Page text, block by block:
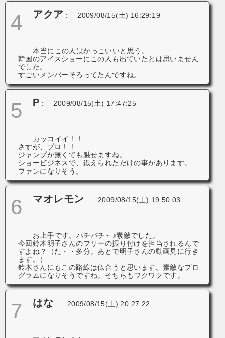
4 アクア : 2009/08/15(土) 16:29:19
本当にこの人はかっこいいと思う。
韓国のアイスショーにこの人も出ていたとは思いません
でした。
すごいメンバーそろってたんですね。
5 P : 2009/08/15(土) 17:47:25
カッコイイ！！
さすが、プロ！！
ジャンプが無くても魅せますね。
ショービジネスで、鍛えられただけの事があります。
ファンになりそう。
6 マオレモン : 2009/08/15(土) 19:50:03
お上手です。パチパチ～♪素敵でした。
今回鈴木明子さんのフリーの振り付けを担当されるんで
すよね？（た・・多分。あとで明子さんの動画見に行き
ます。）
鈴木さんにもこの路線は似合うと思います。素敵なプロ
グラムになりそうですね。そちらもワクワクです。
7 はな : 2009/08/15(土) 20:27:22